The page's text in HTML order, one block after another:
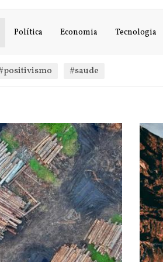
Política Economia Tecnologia
#saude